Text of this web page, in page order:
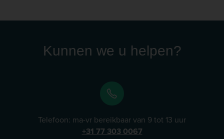
Geit, Vet-Concept Paard, Vet-Concept Hert, en Vet-
gevoelige spijsverteringen of allergieën. Lees meer
Kunnen we u helpen?
Telefoon: ma-vr bereikbaar van 9 tot 13 uur
+31 77 303 0067